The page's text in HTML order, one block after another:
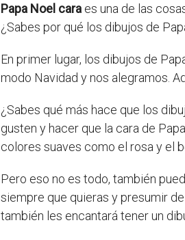
Papa Noel cara es una de las
¿Sabes por qué los dibujos de
En primer lugar, los dibujos de
modo Navidad y nos alegramos.
¿Sabes qué más hace que los
gusten y hacer que la cara de
colores suaves como el rosa y el
Pero eso no es todo, también
siempre que quieras y presumir
también les encantará tener un